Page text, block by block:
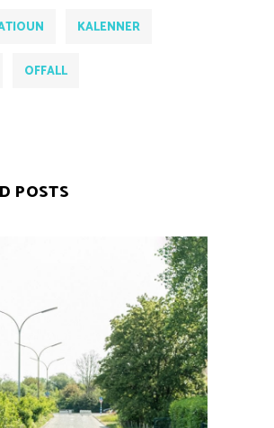
KALENNER
OFFALL
POSTS